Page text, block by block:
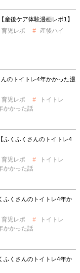
後ケア体験漫画レポ1】
育児レポ
産後ハイ
のトイトレ4年かかった漫
育児レポ
トイトレ
かかった話
ふくふくさんのトイトレ4
育児レポ
トイトレ
かかった話
ふくさんのトイトレ4年か
育児レポ
トイトレ
かかった話
ふくさんのトイトレ4年か